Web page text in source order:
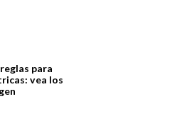
para
vea los